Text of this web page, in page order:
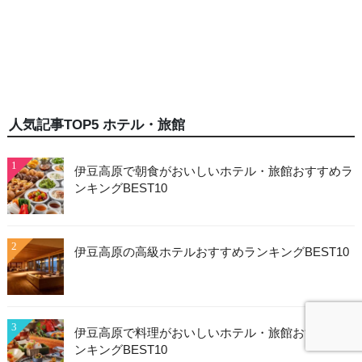
人気記事TOP5 ホテル・旅館
1
伊豆高原で朝食がおいしいホテル・旅館おすすめラ
ンキングBEST10
2 伊豆高原の高級ホテルおすすめランキングBEST10
3
伊豆高原で料理がおいしいホテル・旅館おすすめラ
ンキングBEST10